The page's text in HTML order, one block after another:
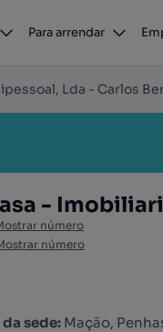
Para arrendar
Lda - Carlos
-
número
número
sede: Mação,